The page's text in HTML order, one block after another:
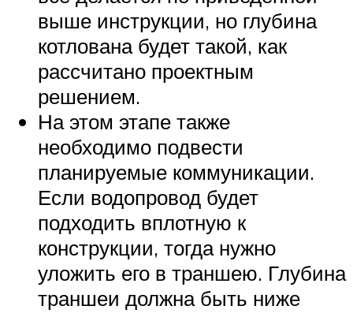
выше инструкции, но глубина
котлована будет такой, как
рассчитано проектным
решением.
На этом этапе также
необходимо подвести
планируемые коммуникации.
Если водопровод будет
подходить вплотную к
конструкции, тогда нужно
уложить его в траншею. Глубина
траншеи должна быть ниже